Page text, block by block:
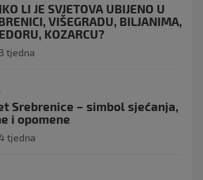
LI JE SVJETOVA UBIJENO U
VIŠEGRADU, BILJANIMA,
KOZARCU?
tjedna
Srebrenice – simbol sjećanja,
i opomene
tjedna